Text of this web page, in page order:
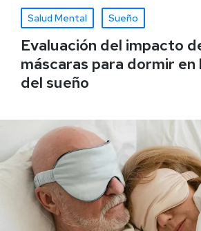
Salud Mental Sueño
Evaluación del impacto
máscaras para dormir en
del sueño